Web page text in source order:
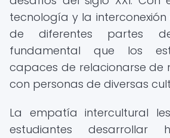
tecnología y la
de diferentes partes
fundamental que los
capaces de relacionarse de
con personas de diversas
La empatía intercultural
estudiantes desarrollar